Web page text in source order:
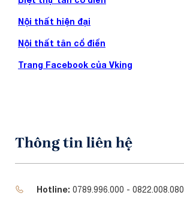
Nội thất hiện đại
Nội thất tân cổ điển
Trang Facebook của Vking
Thông tin liên hệ
Hotline: 0789.996.000 - 0822.008.080